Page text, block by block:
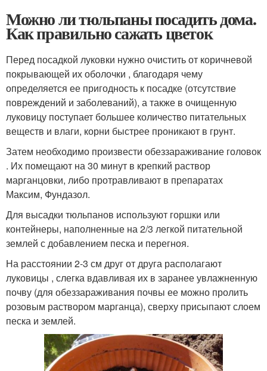
Можно ли тюльпаны посадить дома.
Как правильно сажать цветок
Перед посадкой луковки нужно очистить от коричневой
покрывающей их оболочки , благодаря чему
определяется ее пригодность к посадке (отсутствие
повреждений и заболеваний), а также в очищенную
луковицу поступает большее количество питательных
веществ и влаги, корни быстрее проникают в грунт.
Затем необходимо произвести обеззараживание головок
. Их помещают на 30 минут в крепкий раствор
марганцовки, либо протравливают в препаратах
Максим, Фундазол.
Для высадки тюльпанов используют горшки или
контейнеры, наполненные на 2/3 легкой питательной
землей с добавлением песка и перегноя.
На расстоянии 2-3 см друг от друга располагают
луковицы , слегка вдавливая их в заранее увлажненную
почву (для обеззараживания почвы ее можно пролить
розовым раствором марганца), сверху присыпают слоем
песка и землей.